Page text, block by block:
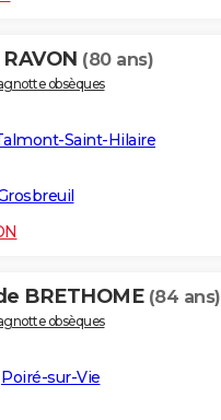
(80 ans)
obsèques
Saint-Hilaire
BRETHOME (84 ans)
obsèques
Poiré-sur-Vie